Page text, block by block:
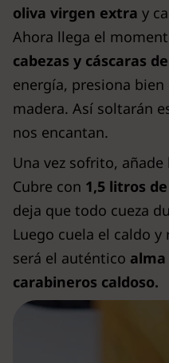
oliva virgen extra y
Ahora llega el
cabezas y cáscaras
energía, presiona
madera. Así soltarán
nos encantan.
Una vez sofrito,
Cubre con 1,5 litros
deja que todo cueza
Luego cuela el caldo
será el auténtico
carabineros caldoso.